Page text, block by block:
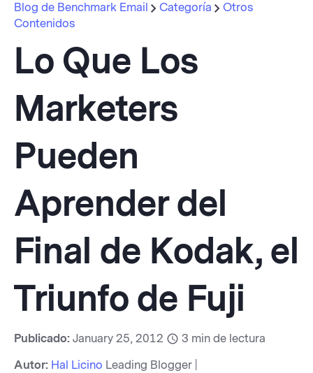
Blog de Benchmark Email Categoría
Otros
Contenidos
Lo Que Los
Marketers
Pueden
Aprender del
Final de Kodak, el
Triunfo de Fuji
Publicado: January 25, 2012 3 min de lectura
Autor: Hal Licino Leading Blogger |